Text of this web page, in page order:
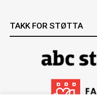
TAKK FOR STØTTA